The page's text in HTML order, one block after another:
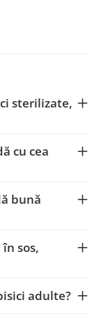
sterilizate,
cu cea
bună
sos,
adulte?